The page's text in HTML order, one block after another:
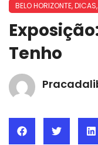
BELO HORIZONTE,DICAS,
Tenho